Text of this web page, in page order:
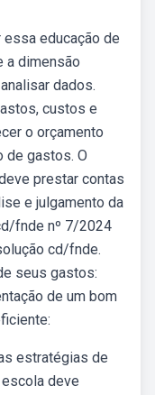
essa educação de
a dimensão
dados.
custos e
o orçamento
de gastos. O
prestar contas
e julgamento da
fnde nº 7/2024
cd/fnde.
seus gastos:
de um bom
estratégias de
deve